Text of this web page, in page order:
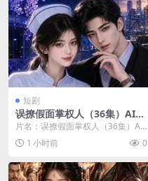
短剧
误撩假面掌权人（36集）AI短
剧 (2026)
片名：误撩假面掌权人（36集）AI
短剧 (2026) 分类：短剧 年份：202
6... 1 小时前 0